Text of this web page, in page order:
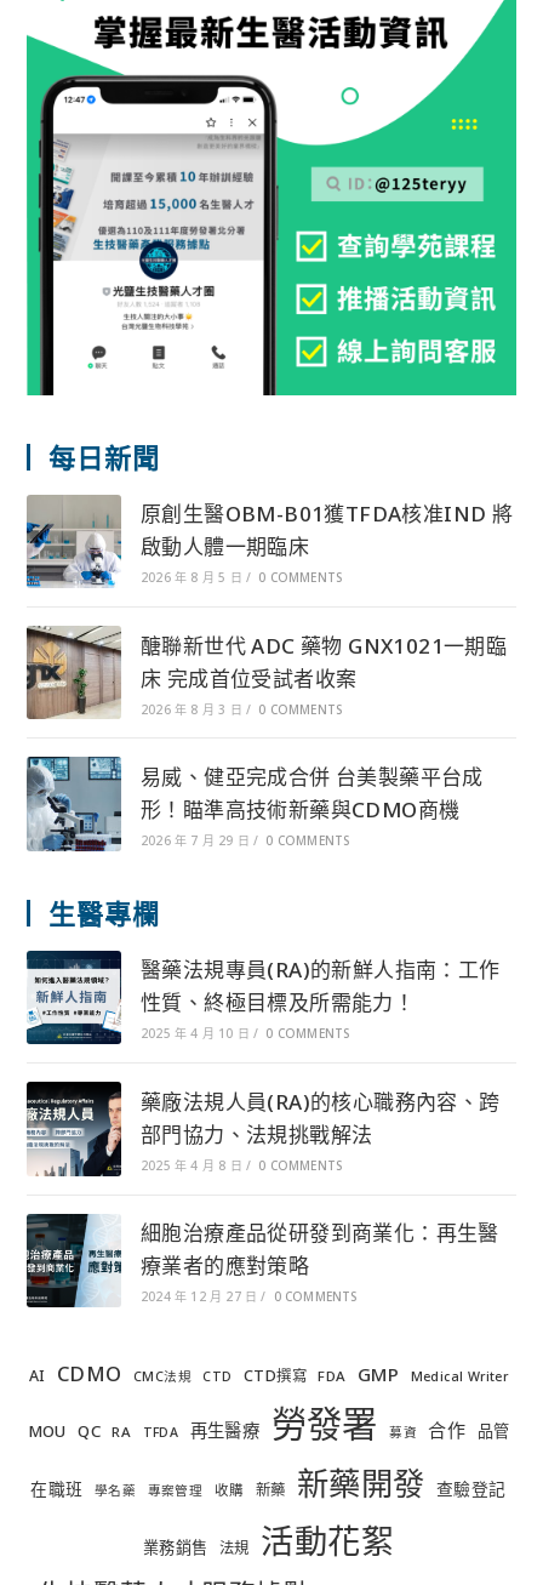
每日新聞
原創生醫OBM-B01獲TFDA核准IND 將
啟動人體一期臨床
2026 年 8 月 5 日 / 0 COMMENTS
醣聯新世代 ADC 藥物 GNX1021一期臨
床 完成首位受試者收案
2026 年 8 月 3 日 / 0 COMMENTS
易威、健亞完成合併 台美製藥平台成
形！瞄準高技術新藥與CDMO商機
2026 年 7 月 29 日 / 0 COMMENTS
生醫專欄
醫藥法規專員(RA)的新鮮人指南：工作
性質、終極目標及所需能力！
2025 年 4 月 10 日 / 0 COMMENTS
藥廠法規人員(RA)的核心職務內容、跨
部門協力、法規挑戰解法
2025 年 4 月 8 日 / 0 COMMENTS
細胞治療產品從研發到商業化：再生醫
療業者的應對策略
2024 年 12 月 27 日 / 0 COMMENTS
AI CDMO CMC法規 CTD CTD撰寫 FDA GMP Medical Writer
MOU QC RA TFDA 再生醫療 勞發署 募資 合作 品管
在職班 學名藥 專案管理 收購 新藥 新藥開發 查驗登記
業務銷售 法規 活動花絮